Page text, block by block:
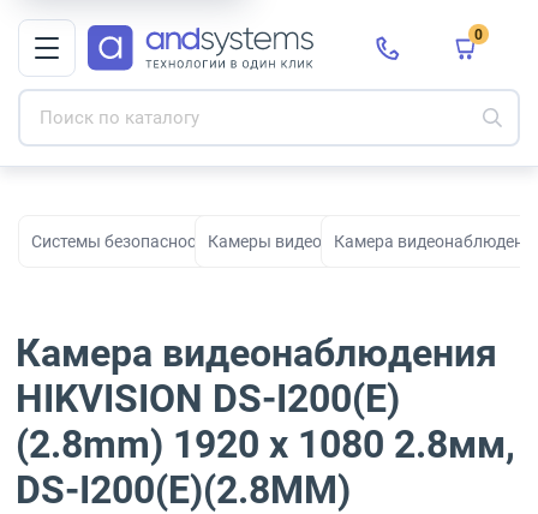
0
Системы безопасности для видеонаблюдения, охраны и
Камеры видеонаблюдения
Камера
Камера видеонаблюдения
HIKVISION DS-I200(E)
(2.8mm) 1920 x 1080 2.8мм,
DS-I200(E)(2.8MM)